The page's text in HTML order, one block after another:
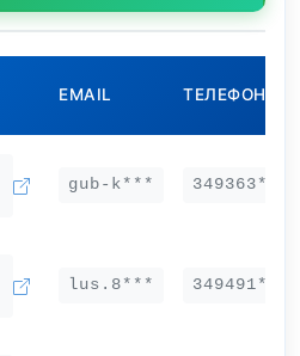
EMAIL ТЕЛЕФОН
gub-k*** 349363***
lus.8*** 349491***